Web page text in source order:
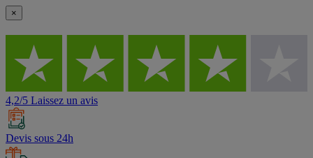
×
4,2/5 Laissez un avis
Devis sous 24h